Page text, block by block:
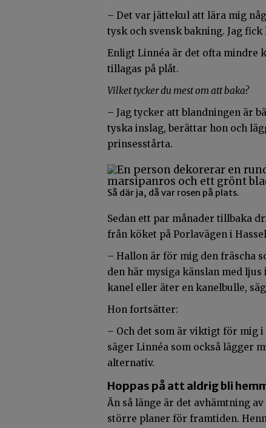
– Det var jättekul att lära mig
tysk och svensk bakning. Jag
Enligt Linnéa är det ofta mindre
tillagas på plåt.
Vilket tycker du mest om att baka?
– Jag tycker att blandningen är
tyska inslag, berättar hon och
prinsesstårta.
Så där ja, då var rosen på plats.
Sedan ett par månader tillbaka
från köket på Porlavägen i
– Hallon är för mig den fräscha
den här mysiga känslan med
kanel eller äter en kanelbulle,
Hon fortsätter:
– Och det som är viktigt för mig
säger Linnéa som också lägger
alternativ.
Hoppas på att aldrig bli
Än så länge är det avhämtning
större planer för framtiden.